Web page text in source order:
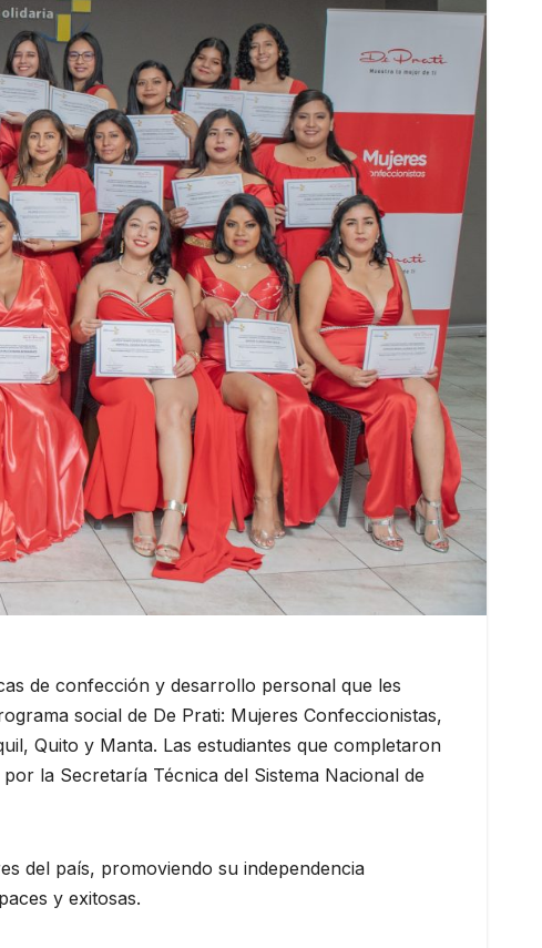
de confección y desarrollo personal que les
social de De Prati: Mujeres Confeccionistas,
Quito y Manta. Las estudiantes que completaron
la Secretaría Técnica del Sistema Nacional de
del país, promoviendo su independencia
y exitosas.